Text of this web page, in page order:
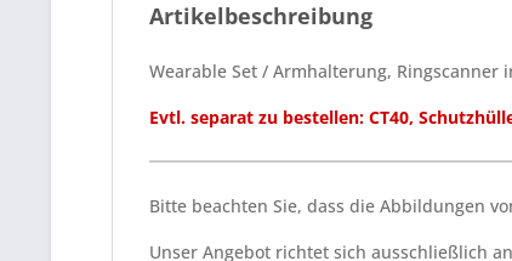
Artikelbeschreibung
Wearable Set / Armhalterung,
Evtl. separat zu bestellen: CT40,
Bitte beachten Sie, dass die Abbildungen
Unser Angebot richtet sich ausschließlich